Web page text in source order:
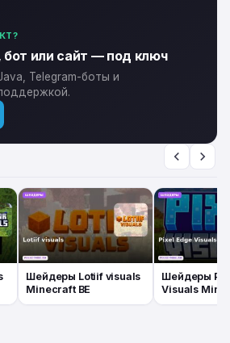
бот или сайт — под ключ
Telegram-боты и
Шейдеры Lotiif visuals
Minecraft BE
Шейдеры
Visuals